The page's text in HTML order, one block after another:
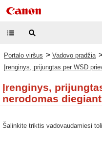
Portalo viršus > Vadovo pradžia
Įrenginys, prijungtas per WSD
Įrenginys,
nerodomas
Šalinkite triktis vadovaudamiesi